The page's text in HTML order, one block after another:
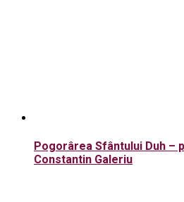
Pogorârea Sfântului Duh –
Constantin Galeriu